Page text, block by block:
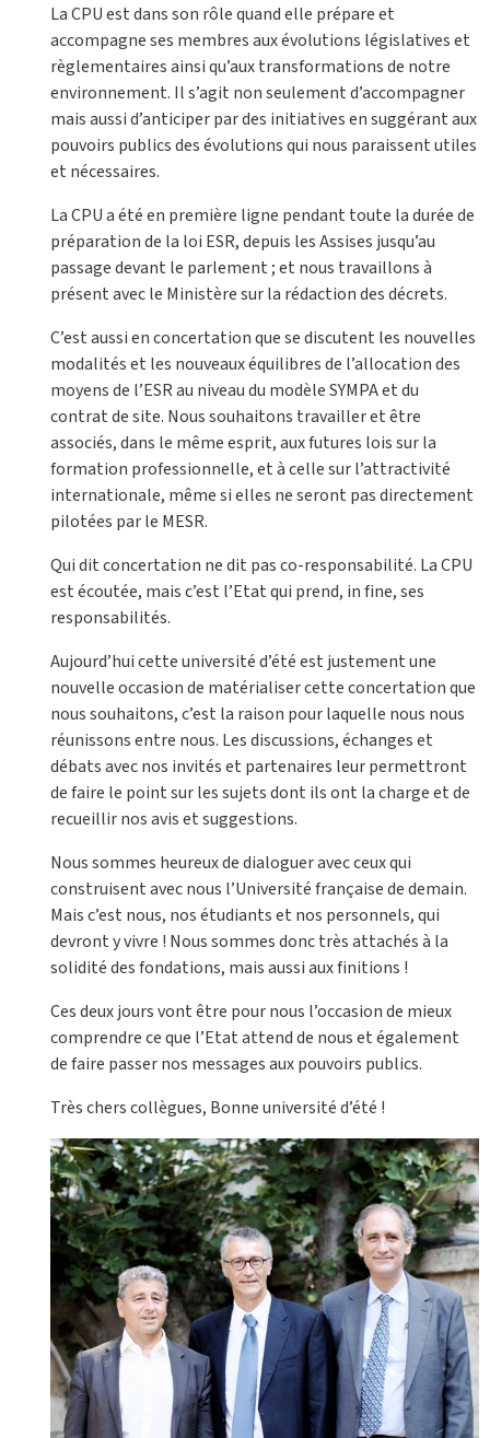
La CPU est dans son rôle quand elle prépare et
accompagne ses membres aux évolutions législatives et
règlementaires ainsi qu’aux transformations de notre
environnement. Il s’agit non seulement d’accompagner
mais aussi d’anticiper par des initiatives en suggérant aux
pouvoirs publics des évolutions qui nous paraissent utiles
et nécessaires.
La CPU a été en première ligne pendant toute la durée de
préparation de la loi ESR, depuis les Assises jusqu’au
passage devant le parlement ; et nous travaillons à
présent avec le Ministère sur la rédaction des décrets.
C’est aussi en concertation que se discutent les nouvelles
modalités et les nouveaux équilibres de l’allocation des
moyens de l’ESR au niveau du modèle SYMPA et du
contrat de site. Nous souhaitons travailler et être
associés, dans le même esprit, aux futures lois sur la
formation professionnelle, et à celle sur l’attractivité
internationale, même si elles ne seront pas directement
pilotées par le MESR.
Qui dit concertation ne dit pas co-responsabilité. La CPU
est écoutée, mais c’est l’Etat qui prend, in fine, ses
responsabilités.
Aujourd’hui cette université d’été est justement une
nouvelle occasion de matérialiser cette concertation que
nous souhaitons, c’est la raison pour laquelle nous nous
réunissons entre nous. Les discussions, échanges et
débats avec nos invités et partenaires leur permettront
de faire le point sur les sujets dont ils ont la charge et de
recueillir nos avis et suggestions.
Nous sommes heureux de dialoguer avec ceux qui
construisent avec nous l’Université française de demain.
Mais c’est nous, nos étudiants et nos personnels, qui
devront y vivre ! Nous sommes donc très attachés à la
solidité des fondations, mais aussi aux finitions !
Ces deux jours vont être pour nous l’occasion de mieux
comprendre ce que l’Etat attend de nous et également
de faire passer nos messages aux pouvoirs publics.
Très chers collègues, Bonne université d’été !